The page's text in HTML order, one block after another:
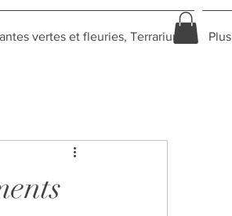
vertes et fleuries, Terrariums Plus